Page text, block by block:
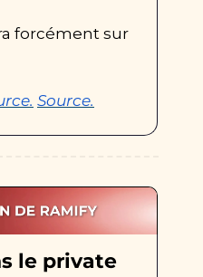
forcément sur
Source.
le private